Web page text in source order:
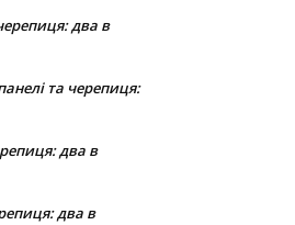
два в
та черепиця:
два в
два в